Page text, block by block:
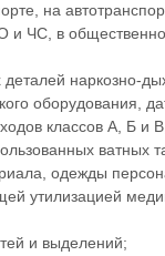
на
и ЧС, в
наркозно-
оборудования,
классов А, Б и
ватных
одежды
утилизацией
и выделений;